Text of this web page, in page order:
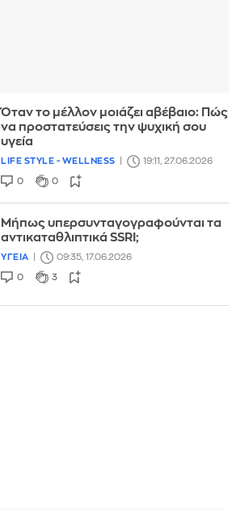
Όταν το μέλλον μοιάζει αβέβαιο: Πώς
να προστατεύσεις την ψυχική σου
υγεία
LIFE STYLE - WELLNESS 19:11, 27.06.2026
0 0
Μήπως υπερσυνταγογραφούνται τα
αντικαταθλιπτικά SSRI;
ΥΓΕΙΑ 09:35, 17.06.2026
0 3